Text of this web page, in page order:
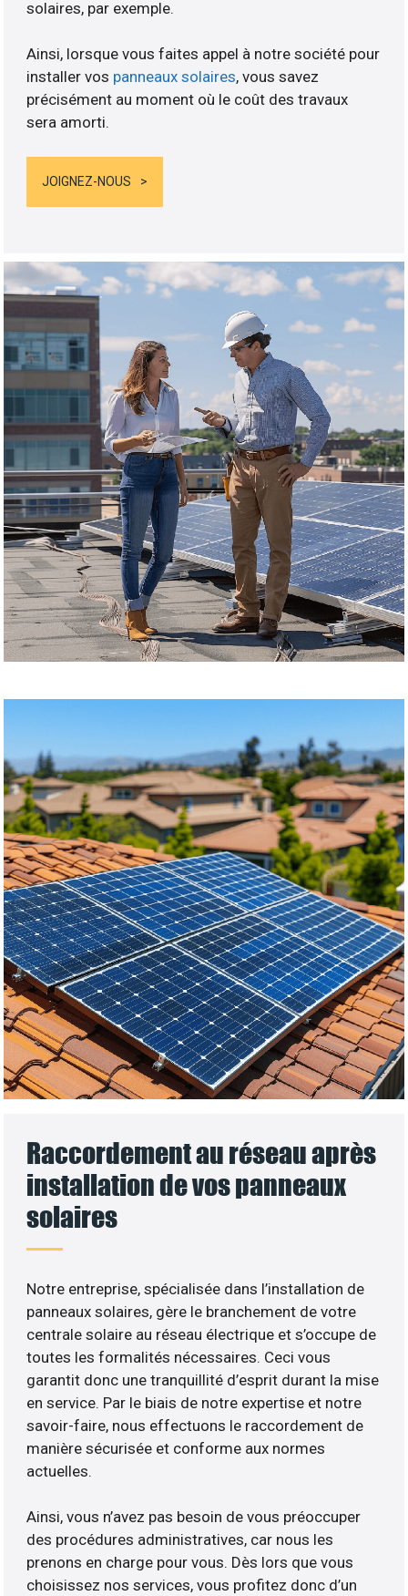
solaires, par exemple.
Ainsi, lorsque vous faites appel à notre société pour
installer vos panneaux solaires, vous savez
précisément au moment où le coût des travaux
sera amorti.
JOIGNEZ-NOUS
Raccordement au réseau après
installation de vos panneaux
solaires
Notre entreprise, spécialisée dans l’installation de
panneaux solaires, gère le branchement de votre
centrale solaire au réseau électrique et s’occupe de
toutes les formalités nécessaires. Ceci vous
garantit donc une tranquillité d’esprit durant la mise
en service. Par le biais de notre expertise et notre
savoir-faire, nous effectuons le raccordement de
manière sécurisée et conforme aux normes
actuelles.
Ainsi, vous n’avez pas besoin de vous préoccuper
des procédures administratives, car nous les
prenons en charge pour vous. Dès lors que vous
choisissez nos services, vous profitez donc d’un